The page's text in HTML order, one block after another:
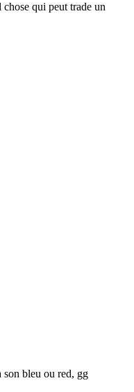
qui peut trade un
son bleu ou red, gg